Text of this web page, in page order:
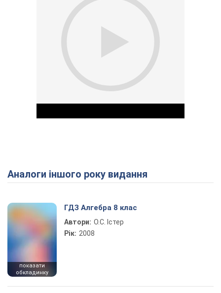
Play Video
Аналоги іншого року видання
показати
обкладинку
ГДЗ Алгебра 8 клас
Автори: О.С. Істер
Рік: 2008